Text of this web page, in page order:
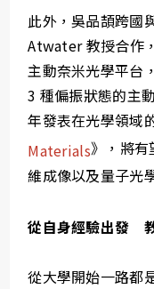
此外，吳品頡跨國
Atwater 教授合作
主動奈米光學平台
3 種偏振狀態的主
年發表在光學領域
Materials》，將有
維成像以及量子光
從自身經驗出發
從大學開始一路都